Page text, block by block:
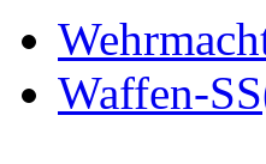
Waffen-SS